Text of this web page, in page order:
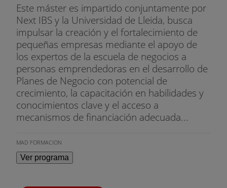
Este máster es impartido conjuntamente por
Next IBS y la Universidad de Lleida, busca
impulsar la creación y el fortalecimiento de
pequeñas empresas mediante el apoyo de
los expertos de la escuela de negocios a
personas emprendedoras en el desarrollo de
Planes de Negocio con potencial de
crecimiento, la capacitación en habilidades y
conocimientos clave y el acceso a
mecanismos de financiación adecuada...
MAD FORMACION
Ver programa